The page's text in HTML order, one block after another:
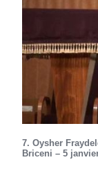
7. Oysher
Briceni – 5